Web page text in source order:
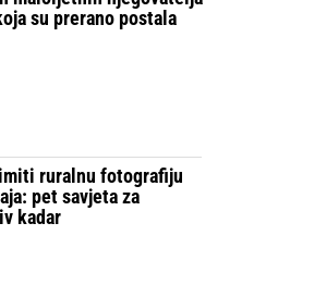
su prerano postala
ruralnu fotografiju
pet savjeta za
kadar